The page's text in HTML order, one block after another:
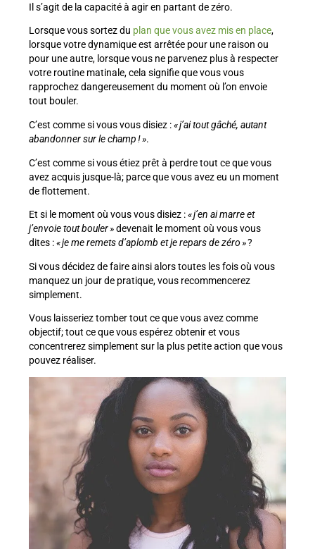
Il s’agit de la capacité à agir en partant de zéro.
Lorsque vous sortez du plan que vous avez mis en place,
lorsque votre dynamique est arrêtée pour une raison ou
pour une autre, lorsque vous ne parvenez plus à respecter
votre routine matinale, cela signifie que vous vous
rapprochez dangereusement du moment où l’on envoie
tout bouler.
C’est comme si vous vous disiez :« j’ai tout gâché, autant
abandonner sur le champ ! ».
C’est comme si vous étiez prêt à perdre tout ce que vous
avez acquis jusque-là; parce que vous avez eu un moment
de flottement.
Et si le moment où vous vous disiez :« j’en ai marre et
j’envoie tout bouler »devenait le moment où vous vous
dites :« je me remets d’aplomb et je repars de zéro »?
Si vous décidez de faire ainsi alors toutes les fois où vous
manquez un jour de pratique, vous recommencerez
simplement.
Vous laisseriez tomber tout ce que vous avez comme
objectif; tout ce que vous espérez obtenir et vous
concentrerez simplement sur la plus petite action que vous
pouvez réaliser.